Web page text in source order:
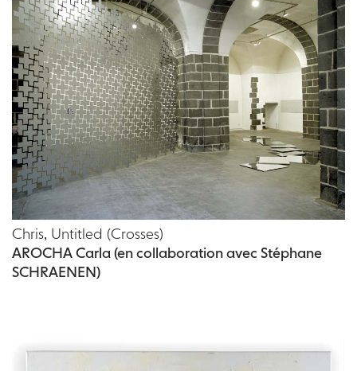
Chris, Untitled (Crosses)
AROCHA Carla (en collaboration avec Stéphane
SCHRAENEN)